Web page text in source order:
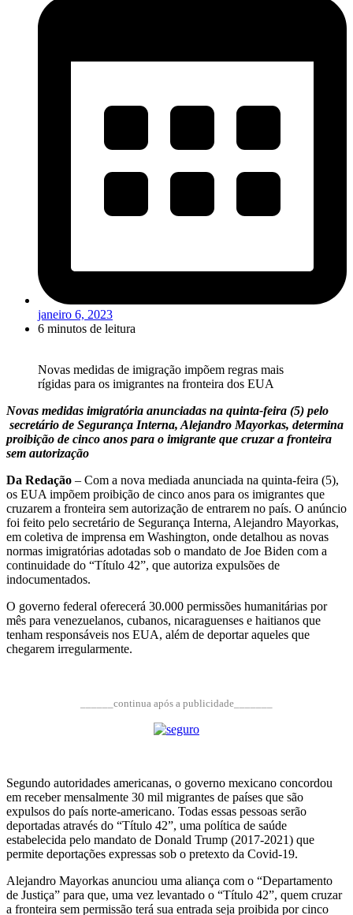
janeiro 6, 2023
6 minutos de leitura
Novas medidas de imigração impõem regras mais
rígidas para os imigrantes na fronteira dos EUA
Novas medidas imigratória anunciadas na quinta-feira (5) pelo
secretário de Segurança Interna, Alejandro Mayorkas, determina
proibição de cinco anos para o imigrante que cruzar a fronteira
sem autorização
Da Redação – Com a nova mediada anunciada na quinta-feira (5),
os EUA impõem proibição de cinco anos para os imigrantes que
cruzarem a fronteira sem autorização de entrarem no país. O anúncio
foi feito pelo secretário de Segurança Interna, Alejandro Mayorkas,
em coletiva de imprensa em Washington, onde detalhou as novas
normas imigratórias adotadas sob o mandato de Joe Biden com a
continuidade do “Título 42”, que autoriza expulsões de
indocumentados.
O governo federal oferecerá 30.000 permissões humanitárias por
mês para venezuelanos, cubanos, nicaraguenses e haitianos que
tenham responsáveis nos EUA, além de deportar aqueles que
chegarem irregularmente.
______continua após a publicidade_______
Segundo autoridades americanas, o governo mexicano concordou
em receber mensalmente 30 mil migrantes de países que são
expulsos do país norte-americano. Todas essas pessoas serão
deportadas através do “Título 42”, uma política de saúde
estabelecida pelo mandato de Donald Trump (2017-2021) que
permite deportações expressas sob o pretexto da Covid-19.
Alejandro Mayorkas anunciou uma aliança com o “Departamento
de Justiça” para que, uma vez levantado o “Título 42”, quem cruzar
a fronteira sem permissão terá sua entrada seja proibida por cinco